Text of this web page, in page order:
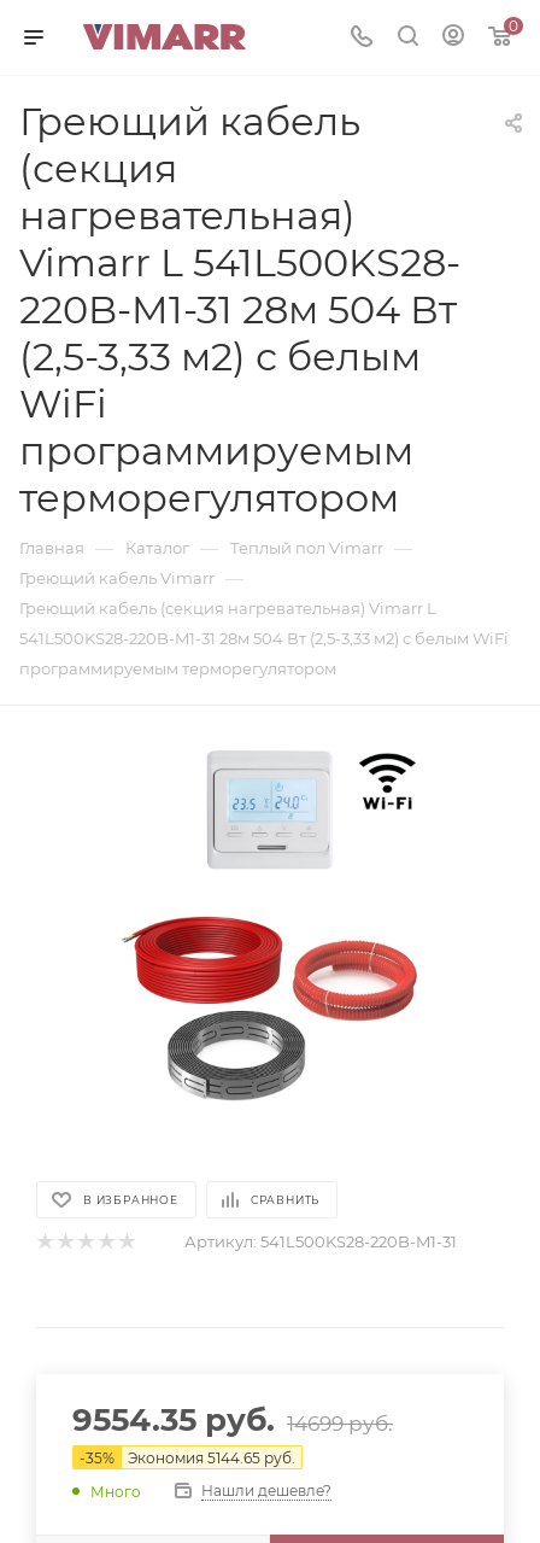
0
Греющий кабель
(секция
нагревательная)
Vimarr L 541L500KS28-
220B-M1-31 28м 504 Вт
(2,5-3,33 м2) с белым
WiFi
программируемым
терморегулятором
Главная — Каталог — Теплый пол Vimarr —
Греющий кабель Vimarr —
Греющий кабель (секция нагревательная) Vimarr L
541L500KS28-220B-M1-31 28м 504 Вт (2,5-3,33 м2) с белым WiFi
программируемым терморегулятором
В ИЗБРАННОЕ СРАВНИТЬ
Артикул: 541L500KS28-220B-M1-31
9554.35 руб. 14699руб.
-35% Экономия 5144.65 руб.
Много
Нашли дешевле?